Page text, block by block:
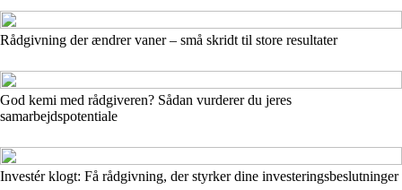
Rådgivning der ændrer vaner – små skridt til store resultater
God kemi med rådgiveren? Sådan vurderer du jeres
samarbejdspotentiale
Investér klogt: Få rådgivning, der styrker dine investeringsbeslutninger